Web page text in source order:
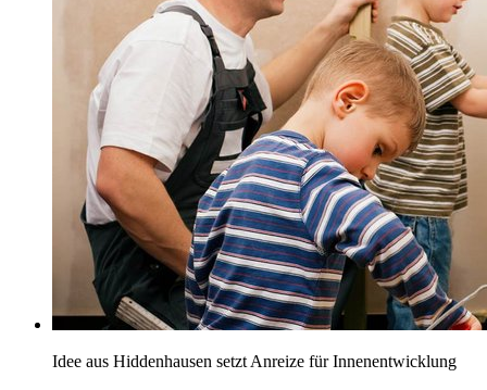
Idee aus Hiddenhausen setzt Anreize für Innenentwicklung